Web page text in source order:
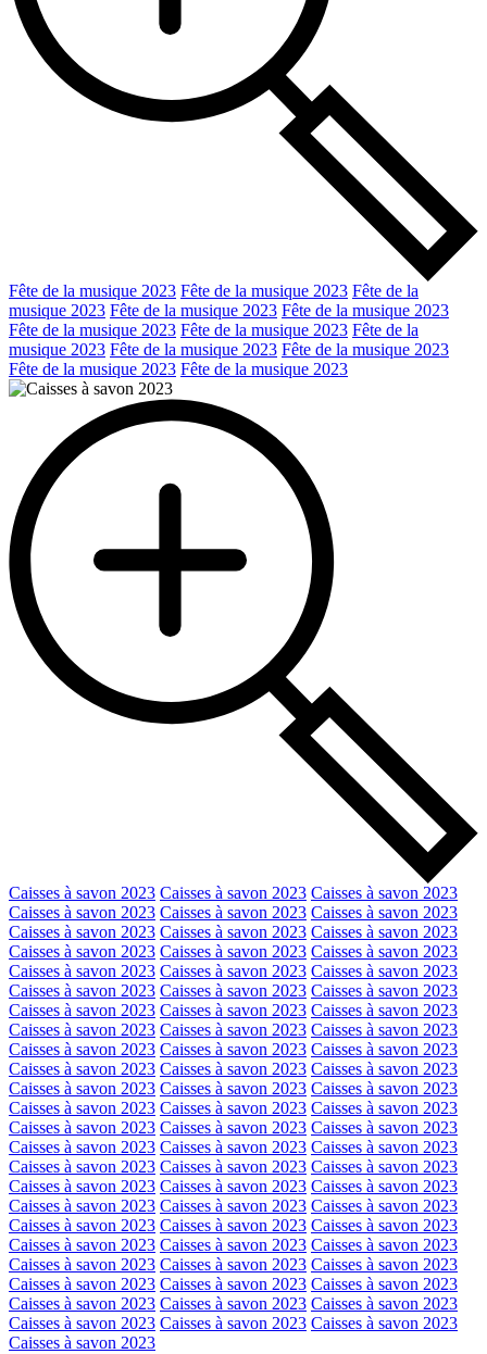
Fête de la musique 2023 Fête de la musique 2023 Fête de la
musique 2023 Fête de la musique 2023 Fête de la musique 2023
Fête de la musique 2023 Fête de la musique 2023 Fête de la
musique 2023 Fête de la musique 2023 Fête de la musique 2023
Fête de la musique 2023 Fête de la musique 2023
Caisses à savon 2023 Caisses à savon 2023 Caisses à savon 2023
Caisses à savon 2023 Caisses à savon 2023 Caisses à savon 2023
Caisses à savon 2023 Caisses à savon 2023 Caisses à savon 2023
Caisses à savon 2023 Caisses à savon 2023 Caisses à savon 2023
Caisses à savon 2023 Caisses à savon 2023 Caisses à savon 2023
Caisses à savon 2023 Caisses à savon 2023 Caisses à savon 2023
Caisses à savon 2023 Caisses à savon 2023 Caisses à savon 2023
Caisses à savon 2023 Caisses à savon 2023 Caisses à savon 2023
Caisses à savon 2023 Caisses à savon 2023 Caisses à savon 2023
Caisses à savon 2023 Caisses à savon 2023 Caisses à savon 2023
Caisses à savon 2023 Caisses à savon 2023 Caisses à savon 2023
Caisses à savon 2023 Caisses à savon 2023 Caisses à savon 2023
Caisses à savon 2023 Caisses à savon 2023 Caisses à savon 2023
Caisses à savon 2023 Caisses à savon 2023 Caisses à savon 2023
Caisses à savon 2023 Caisses à savon 2023 Caisses à savon 2023
Caisses à savon 2023 Caisses à savon 2023 Caisses à savon 2023
Caisses à savon 2023 Caisses à savon 2023 Caisses à savon 2023
Caisses à savon 2023 Caisses à savon 2023 Caisses à savon 2023
Caisses à savon 2023 Caisses à savon 2023 Caisses à savon 2023
Caisses à savon 2023 Caisses à savon 2023 Caisses à savon 2023
Caisses à savon 2023 Caisses à savon 2023 Caisses à savon 2023
Caisses à savon 2023 Caisses à savon 2023 Caisses à savon 2023
Caisses à savon 2023 Caisses à savon 2023 Caisses à savon 2023
Caisses à savon 2023